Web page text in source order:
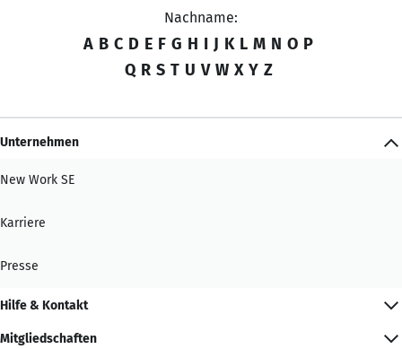
Nachname:
A B C D E F G H I J K L M N O P
Q R S T U V W X Y Z
Unternehmen
New Work SE
Karriere
Presse
Hilfe & Kontakt
Mitgliedschaften